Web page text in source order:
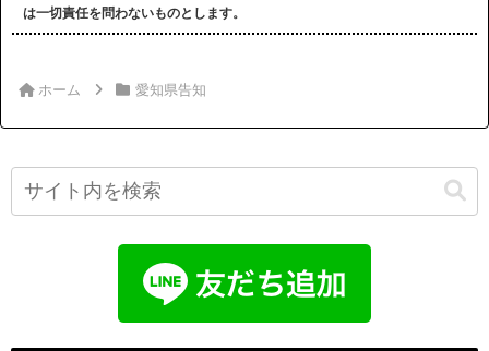
は一切責任を問わないものとします。
ホーム 愛知県告知